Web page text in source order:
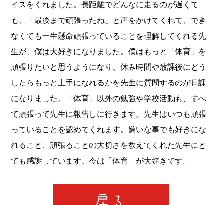
イスをくれました。長距離でどんなに走るのが遅くて
も、「最後まで頑張ったね」と声をかけてくれて、でき
なくても一生懸命頑張っていることを理解してくれる先
生が、僕は大好きになりました。僕はもっと「体育」を
頑張りたいと思うようになり、休み時間や放課後にどう
したらもっと上手になれるかを先生に質問するのが日課
になりました。「体育」以外の勉強や学校活動も、すべ
て頑張って先生に報告しに行きます。先生はいつも頑張
っていることを認めてくれます。嫌いな事でも好きにな
れること、頑張ることの大切さを教えてくれた先生にと
ても感謝しています。今は「体育」が大好きです。